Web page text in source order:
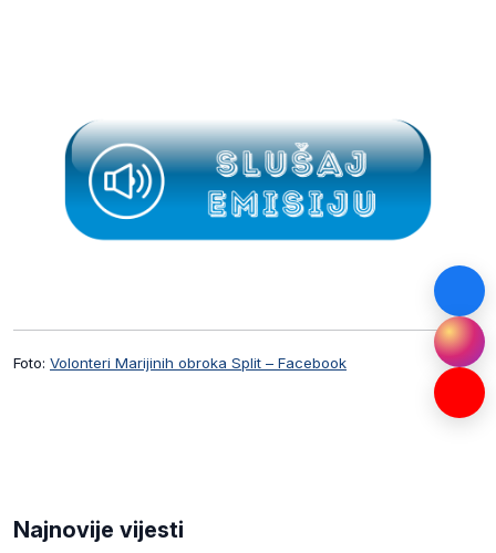
Foto: Volonteri Marijinih obroka Split – Facebook
Najnovije vijesti